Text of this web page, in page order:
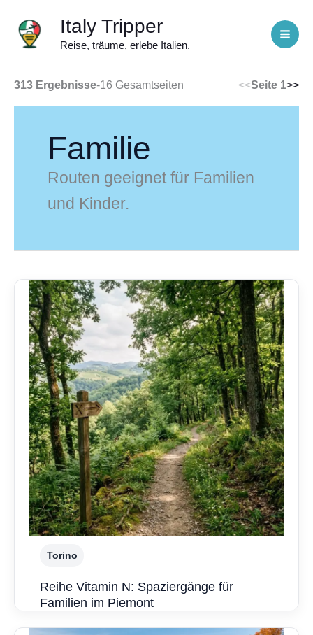
Inhalt
springen
Italy Tripper
Reise, träume, erlebe Italien.
313 Ergebnisse-16 Gesamtseiten <<Seite 1>>
Familie
Routen geeignet für Familien
und Kinder.
Torino
Reihe Vitamin N: Spaziergänge für
Familien im Piemont